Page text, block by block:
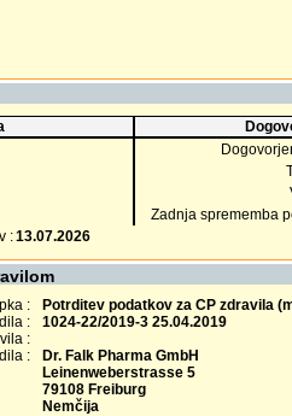
Zadnja sprememba
:13.07.2026
:
Potrditev podatkov za CP zdravila
:
1024-22/2019-3 25.04.2019
:
:
Dr. Falk Pharma GmbH
Leinenweberstrasse 5
79108 Freiburg
Nemčija